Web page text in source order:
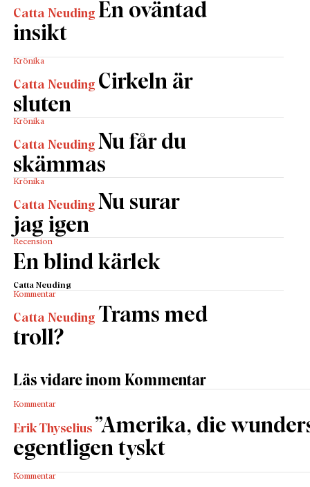
Catta Neuding En oväntad
insikt
Krönika
Catta Neuding Cirkeln är
sluten
Krönika
Catta Neuding Nu får du
skämmas
Krönika
Catta Neuding Nu surar
jag igen
Recension
En blind kärlek
Catta Neuding
Kommentar
Catta Neuding Trams med
troll?
Läs vidare inom Kommentar
Kommentar
Erik Thyselius ”Amerika, die
egentligen tyskt
Kommentar